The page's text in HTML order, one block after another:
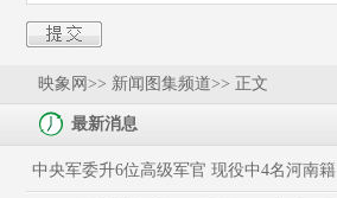
映象网>> 新闻图集频道>> 正文
最新消息
中央军委升6位高级军官 现役中4名河南籍